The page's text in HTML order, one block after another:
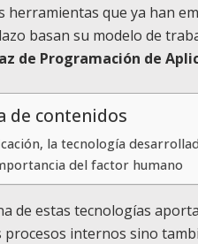
herramientas que ya han
basan su modelo de
de Programación de
de contenidos
la tecnología
del factor humano
de estas tecnologías
procesos internos sino